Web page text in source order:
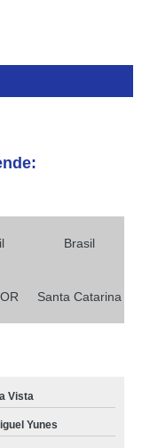
Brasil
Santa Catarina
Vista
Yunes